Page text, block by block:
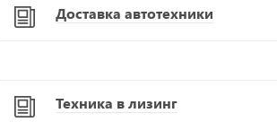
Доставка автотехники
Техника в лизинг